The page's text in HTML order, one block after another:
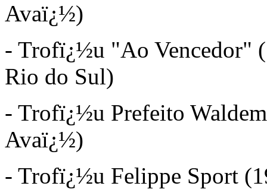
Avaï¿½)
- Trofï¿½u "Ao Vencedor"
Rio do Sul)
- Trofï¿½u Prefeito
Avaï¿½)
- Trofï¿½u Felippe Sport